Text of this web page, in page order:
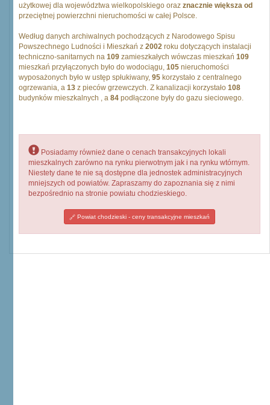
użytkowej dla województwa wielkopolskiego oraz znacznie większa od
przeciętnej powierzchni nieruchomości w całej Polsce.
Według danych archiwalnych pochodzących z Narodowego Spisu
Powszechnego Ludności i Mieszkań z 2002 roku dotyczących instalacji
techniczno-sanitarnych na 109 zamieszkałych wówczas mieszkań 109
mieszkań przyłączonych było do wodociągu, 105 nieruchomości
wyposażonych było w ustęp spłukiwany, 95 korzystało z centralnego
ogrzewania, a 13 z pieców grzewczych. Z kanalizacji korzystało 108
budynków mieszkalnych , a 84 podłączone były do gazu sieciowego.
Posiadamy również dane o cenach transakcyjnych lokali
mieszkalnych zarówno na rynku pierwotnym jak i na rynku wtórnym.
Niestety dane te nie są dostępne dla jednostek administracyjnych
mniejszych od powiatów. Zapraszamy do zapoznania się z nimi
bezpośrednio na stronie powiatu chodzieskiego.
Powiat chodzieski - ceny transakcyjne mieszkań